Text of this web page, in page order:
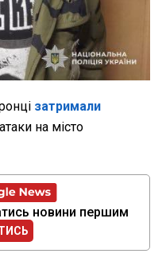
затримали
на місто
новини першим